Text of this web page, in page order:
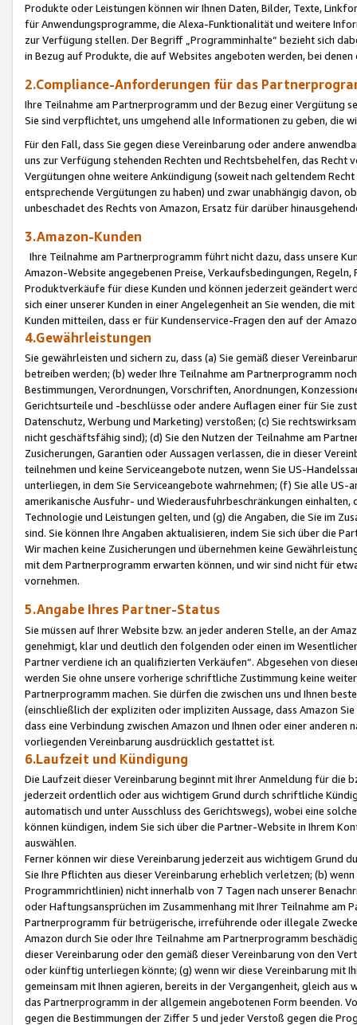
Produkte oder Leistungen können wir Ihnen Daten, Bilder, Texte,
für Anwendungsprogramme, die Alexa-Funktionalität und weitere
zur Verfügung stellen. Der Begriff „Programminhalte“ bezieht sich
in Bezug auf Produkte, die auf Websites angeboten werden, bei
2.Compliance-Anforderungen für das
Ihre Teilnahme am Partnerprogramm und der Bezug einer Vergütung
Sie sind verpflichtet, uns umgehend alle Informationen zu geben, die
Für den Fall, dass Sie gegen diese Vereinbarung oder andere
uns zur Verfügung stehenden Rechten und Rechtsbehelfen, das
Vergütungen ohne weitere Ankündigung (soweit nach geltendem
entsprechende Vergütungen zu haben) und zwar unabhängig davon,
unbeschadet des Rechts von Amazon, Ersatz für darüber
3.Amazon-Kunden
Ihre Teilnahme am Partnerprogramm führt nicht dazu, dass unsere
Amazon-Website angegebenen Preise, Verkaufsbedingungen,
Produktverkäufe für diese Kunden und können jederzeit geändert
sich einer unserer Kunden in einer Angelegenheit an Sie wenden, die
Kunden mitteilen, dass er für Kundenservice-Fragen den auf der
4.Gewährleistungen
Sie gewährleisten und sichern zu, dass (a) Sie gemäß dieser
betreiben werden; (b) weder Ihre Teilnahme am Partnerprogramm
Bestimmungen, Verordnungen, Vorschriften, Anordnungen,
Gerichtsurteile und -beschlüsse oder andere Auflagen einer für Sie
Datenschutz, Werbung und Marketing) verstoßen; (c) Sie
nicht geschäftsfähig sind); (d) Sie den Nutzen der Teilnahme am
Zusicherungen, Garantien oder Aussagen verlassen, die in dieser
teilnehmen und keine Serviceangebote nutzen, wenn Sie US-
unterliegen, in dem Sie Serviceangebote wahrnehmen; (f) Sie alle
amerikanische Ausfuhr- und Wiederausfuhrbeschränkungen
Technologie und Leistungen gelten, und (g) die Angaben, die Sie im
sind. Sie können Ihre Angaben aktualisieren, indem Sie sich über die
Wir machen keine Zusicherungen und übernehmen keine
mit dem Partnerprogramm erwarten können, und wir sind nicht für
vornehmen.
5.Angabe Ihres Partner-Status
Sie müssen auf Ihrer Website bzw. an jeder anderen Stelle, an der
genehmigt, klar und deutlich den folgenden oder einen im
Partner verdiene ich an qualifizierten Verkäufen“. Abgesehen von
werden Sie ohne unsere vorherige schriftliche Zustimmung keine
Partnerprogramm machen. Sie dürfen die zwischen uns und Ihnen
(einschließlich der expliziten oder impliziten Aussage, dass Amazon
dass eine Verbindung zwischen Amazon und Ihnen oder einer
vorliegenden Vereinbarung ausdrücklich gestattet ist.
6.Laufzeit und Kündigung
Die Laufzeit dieser Vereinbarung beginnt mit Ihrer Anmeldung für die
jederzeit ordentlich oder aus wichtigem Grund durch schriftliche
automatisch und unter Ausschluss des Gerichtswegs), wobei eine
können kündigen, indem Sie sich über die Partner-Website in Ihrem
auswählen.
Ferner können wir diese Vereinbarung jederzeit aus wichtigem Grund
Sie Ihre Pflichten aus dieser Vereinbarung erheblich verletzen; (b)
Programmrichtlinien) nicht innerhalb von 7 Tagen nach unserer
oder Haftungsansprüchen im Zusammenhang mit Ihrer Teilnahme am
Partnerprogramm für betrügerische, irreführende oder illegale
Amazon durch Sie oder Ihre Teilnahme am Partnerprogramm
dieser Vereinbarung oder den gemäß dieser Vereinbarung von den
oder künftig unterliegen könnte; (g) wenn wir diese Vereinbarung mit
gemeinsam mit Ihnen agieren, bereits in der Vergangenheit, gleich
das Partnerprogramm in der allgemein angebotenen Form beenden.
gegen die Bestimmungen der Ziffer 5 und jeder Verstoß gegen die